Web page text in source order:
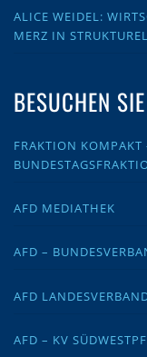
ALICE WEIDEL:
MERZ IN
BESUCHEN
FRAKTION
AFD MEDIATHEK
AFD –
AFD
AFD – KV